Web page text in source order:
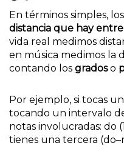
En términos simples, los
distancia que hay
vida real medimos
en música medimos la
contando los gradoso
Por ejemplo, si tocas
tocando un intervalo
notas involucradas: do
tienes una tercera